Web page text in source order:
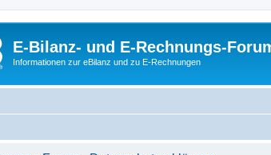
E-Bilanz- und E-Rechnungs-
Informationen zur eBilanz und zu E-Rechnungen